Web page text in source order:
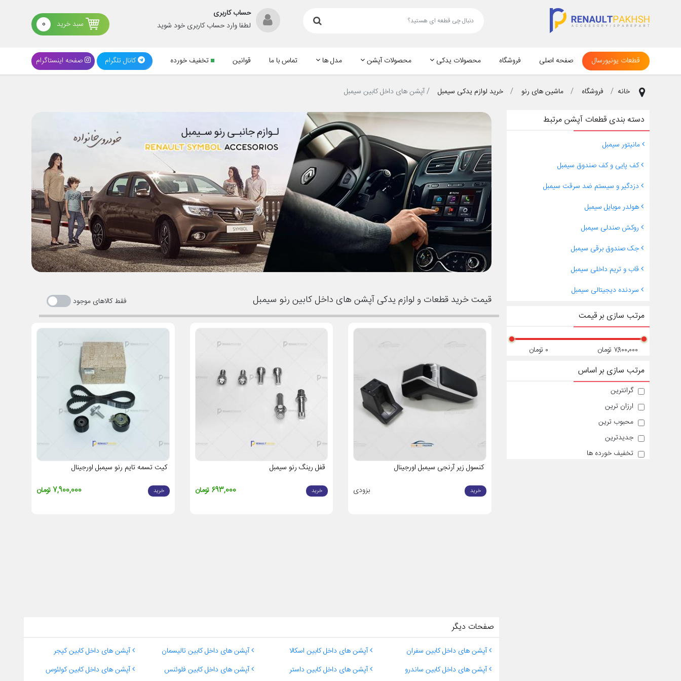
حساب کاربری
لطفا وارد حساب کاربری خود شوید
سبد خرید 0
قطعات یونیورسال صفحه اصلی فروشگاه محصولات یدکی محصولات آپشن مدل ها تماس با ما قوانین تخفیف خورده کانال تلگرام صفحه اینستاگرام
خانه فروشگاه ماشین های رنو خرید لوازم یدکی سیمبل آپشن های داخل کابین سیمبل
دسته بندی قطعات آپشن مرتبط
مانیتور سیمبل
کف پایی و کف صندوق سیمبل
دزدگیر و سیستم ضد سرقت سیمبل
هولدر موبایل سیمبل
روکش صندلی سیمبل
جک صندوق برقی سیمبل
قاب و تریم داخلی سیمبل
سردنده دیجیتالی سیمبل
مرتب سازی بر قیمت
۷٬۹۰۰٬۰۰۰ تومان ۰ تومان
مرتب سازی بر اساس
گرانترین
ارزان ترین
محبوب ترین
جدیدترین
تخفیف خورده ها
قیمت خرید قطعات و لوازم یدکی آپشن های داخل کابین رنو سیمبل فقط کالاهای موجود
کنسول زیر آرنجی سیمبل اورجینال
خرید بزودی
قفل رینگ رنو سیمبل
خرید 693,000 تومان
کیت تسمه تایم رنو سیمبل اورجینال
خرید 7,900,000 تومان
صفحات دیگر
آپشن های داخل کابین سفران آپشن های داخل کابین اسکالا آپشن های داخل کابین تالیسمان
آپشن های داخل کابین کپجر
آپشن های داخل کابین ساندرو
آپشن های داخل کابین داستر آپشن های داخل کابین فلوئنس آپشن های داخل کابین کولئوس